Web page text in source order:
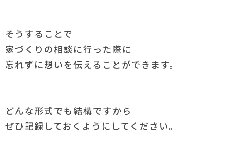
そうすることで
家づくりの相談に行った際に
忘れずに想いを伝えることができます。
どんな形式でも結構ですから
ぜひ記録しておくようにしてください。